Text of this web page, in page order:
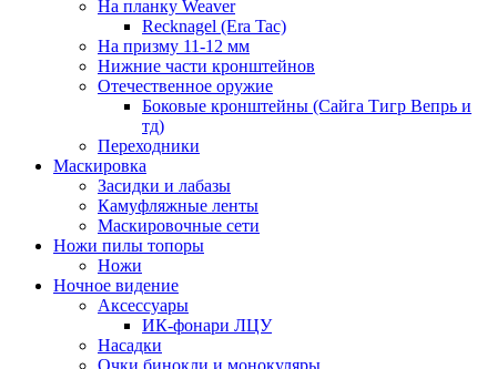
На планку Weaver
Recknagel (Era Tac)
На призму 11-12 мм
Нижние части кронштейнов
Отечественное оружие
Боковые кронштейны (Сайга Тигр Вепрь и
тд)
Переходники
Маскировка
Засидки и лабазы
Камуфляжные ленты
Маскировочные сети
Ножи пилы топоры
Ножи
Ночное видение
Аксессуары
ИК-фонари ЛЦУ
Насадки
Очки бинокли и монокуляры